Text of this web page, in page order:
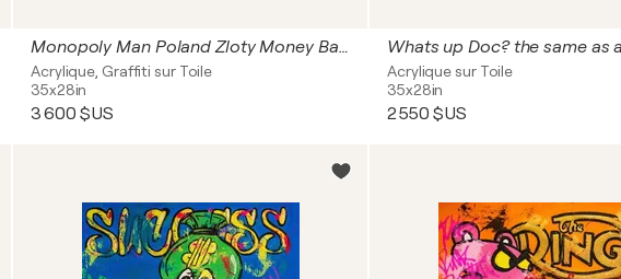
Monopoly Man Poland Zloty Money Bags Forbes Magazine
Acrylique, Graffiti sur Toile
35x28in
3 600 $US
Acrylique sur Toile
35x28in
2 550 $US